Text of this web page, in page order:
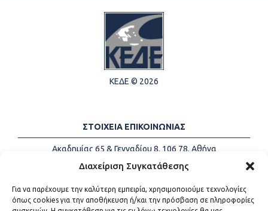
Διαχείριση Συγκατάθεσης
Για να παρέχουμε την καλύτερη εμπειρία, χρησιμοποιούμε τεχνολογίες
όπως cookies για την αποθήκευση ή/και την πρόσβαση σε πληροφορίες
ΚΕΔΕ © 2026
ΣΤΟΙΧΕΙΑ ΕΠΙΚΟΙΝΩΝΙΑΣ
Ακαδημίας 65 & Γενναδίου 8, 106 78, Αθήνα
Τηλέφωνα:
+30 213-2147500
Email:
info@kede.gr